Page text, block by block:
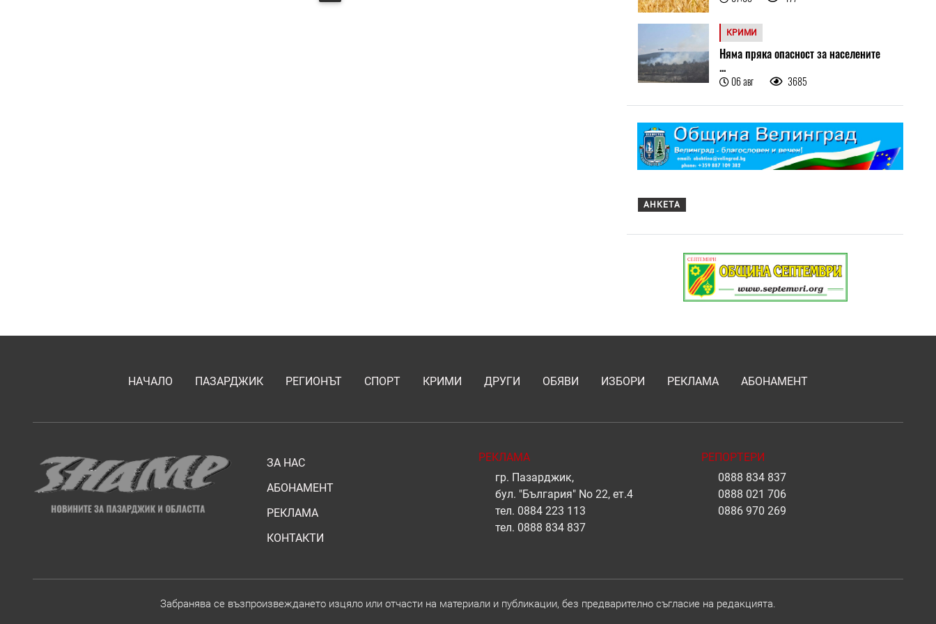
КРИМИ
Няма пряка опасност за населените
...
06 авг 3685
АНКЕТА
НАЧАЛО ПАЗАРДЖИК РЕГИОНЪТ СПОРТ КРИМИ ДРУГИ ОБЯВИ ИЗБОРИ РЕКЛАМА АБОНАМЕНТ
ЗА НАС
АБОНАМЕНТ
РЕКЛАМА
КОНТАКТИ
РЕКЛАМА
гр. Пазарджик,
бул. "България" No 22, ет.4
тел. 0884 223 113
тел. 0888 834 837
РЕПОРТЕРИ
0888 834 837
0888 021 706
0886 970 269
Забранява се възпроизвеждането изцяло или отчасти на материали и публикации, без предварително съгласие на редакцията.